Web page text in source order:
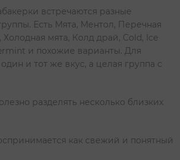
встречаются разные
Есть Мята, Ментол, Перечная
Холодная мята, Колд драй, Cold, Ice
и похожие варианты. Для
и тот же вкус, а целая группа с
разделять несколько близких
как свежий и понятный